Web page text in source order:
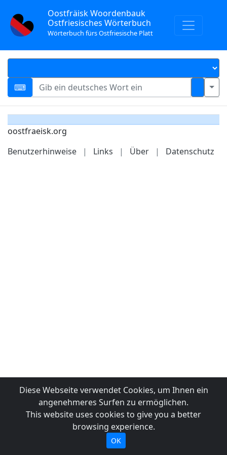
Oostfräisk Woordenbauk
Ostfriesisches Wörterbuch
Wörterbuch fürs Ostfriesische Platt
oostfraeisk.org
Benutzerhinweise
| Links | Über | Datenschutz
Diese Webseite verwendet Cookies, um Ihnen ein
angenehmeres Surfen zu ermöglichen.
This website uses cookies to give you a better
browsing experience.
OK